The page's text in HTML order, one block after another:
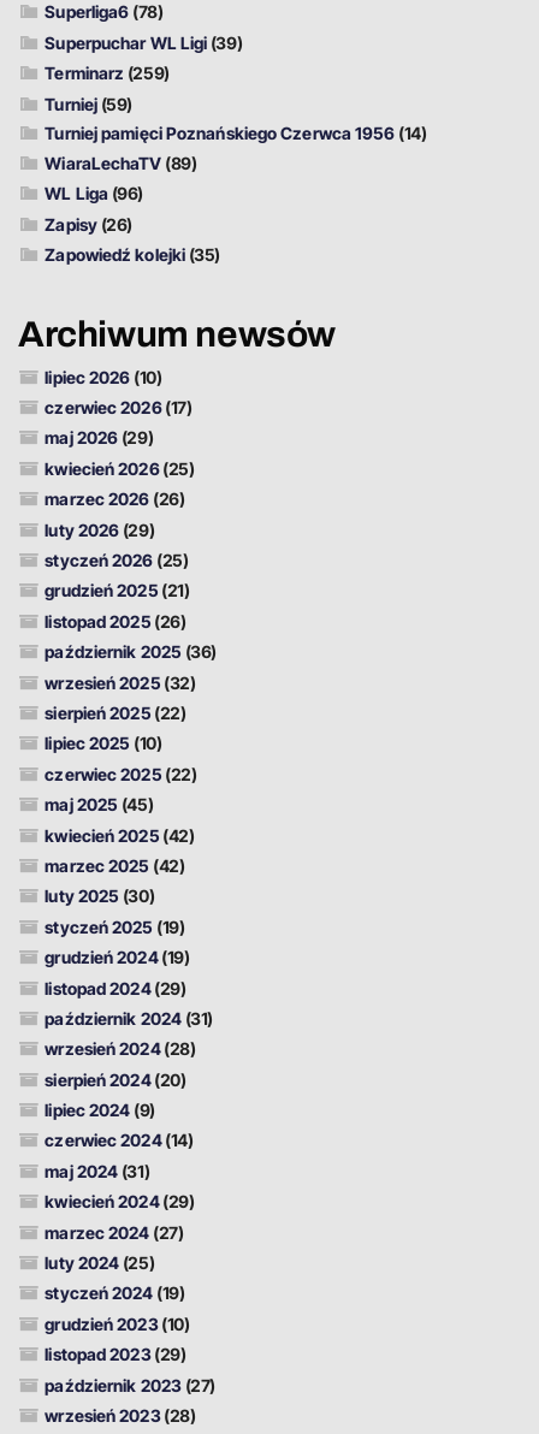
Superliga6 (78)
Superpuchar WL Ligi (39)
Terminarz (259)
Turniej (59)
Turniej pamięci Poznańskiego Czerwca 1956 (14)
WiaraLechaTV (89)
WL Liga (96)
Zapisy(26)
Zapowiedź kolejki (35)
Archiwum newsów
lipiec 2026 (10)
czerwiec 2026(17)
maj 2026 (29)
kwiecień 2026(25)
marzec 2026 (26)
luty 2026 (29)
styczeń 2026 (25)
grudzień 2025 (21)
listopad 2025 (26)
październik 2025 (36)
wrzesień 2025 (32)
sierpień 2025 (22)
lipiec 2025 (10)
czerwiec 2025 (22)
maj 2025 (45)
kwiecień 2025 (42)
marzec 2025 (42)
luty 2025 (30)
styczeń 2025 (19)
grudzień 2024(19)
listopad 2024(29)
październik 2024(31)
wrzesień 2024(28)
sierpień 2024(20)
lipiec 2024 (9)
czerwiec 2024(14)
maj 2024 (31)
kwiecień 2024(29)
marzec 2024 (27)
luty 2024 (25)
styczeń 2024 (19)
grudzień 2023(10)
listopad 2023(29)
październik 2023(27)
wrzesień 2023(28)